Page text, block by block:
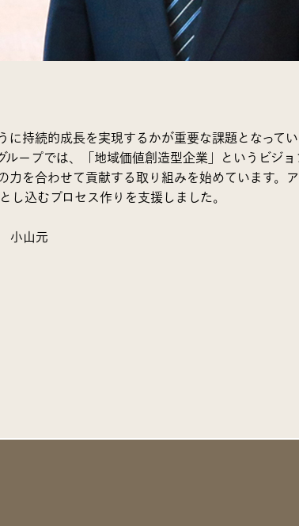
持続的成長を実現するかが重要な課題となって
ープでは、「地域価値創造型企業」というビジ
を合わせて貢献する取り組みを始めています。
込むプロセス作りを支援しました。
小山元